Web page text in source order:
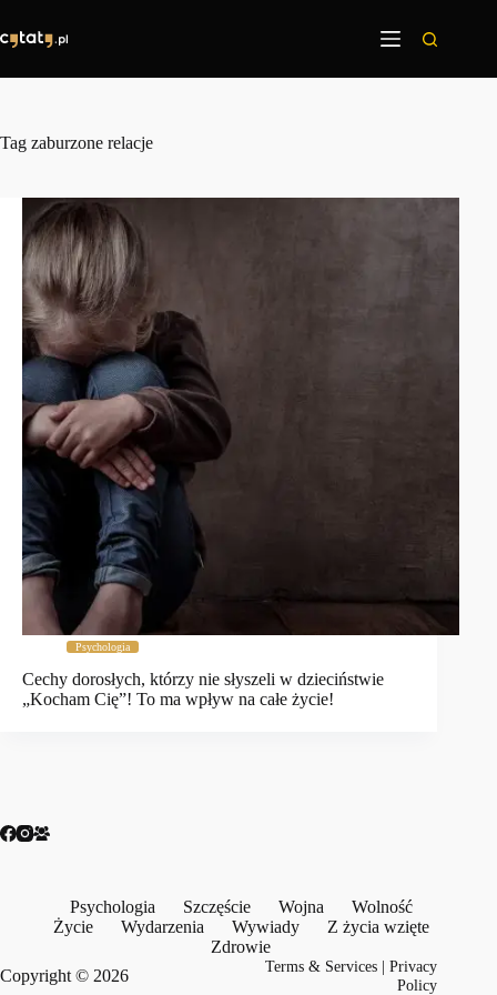
treści
Tag zaburzone relacje
Psychologia
Cechy dorosłych, którzy nie słyszeli w dzieciństwie
„Kocham Cię”! To ma wpływ na całe życie!
Psychologia Szczęście Wojna
Wolność
Życie
Wydarzenia Wywiady
Z życia wzięte
Zdrowie
Copyright © 2026
Terms & Services |Privacy
Policy